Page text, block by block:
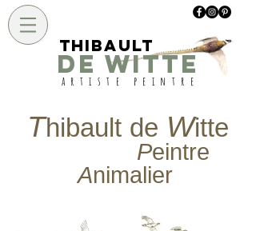
DE WITTE
Thibault
artiste peintre
Thibault de Witte
Peintre
Animalier